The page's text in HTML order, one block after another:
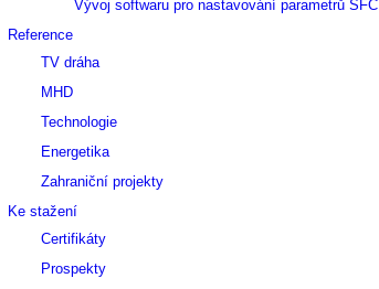
Vývoj softwaru pro nastavování parametrů SFC
Reference
TV dráha
MHD
Technologie
Energetika
Zahraniční projekty
Ke stažení
Certifikáty
Prospekty